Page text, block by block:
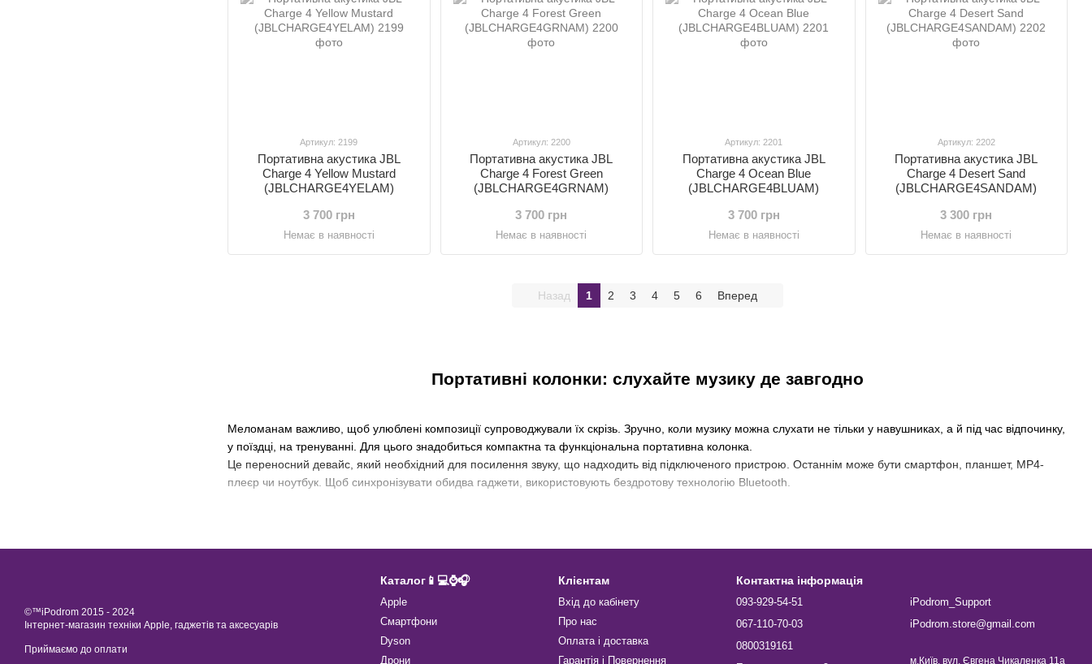
Портативні колонки: слухайте музику де завгодно
Меломанам важливо, щоб улюблені композиції супроводжували їх скрізь. Зручно, коли музику можна слухати не тільки у навушниках, а й під час відпочинку,
у поїздці, на тренуванні. Для цього знадобиться компактна та функціональна портативна колонка.
Це переносний девайс, який необхідний для посилення звуку, що надходить від підключеного пристрою. Останнім може бути смартфон, планшет, MP4-
плеєр чи ноутбук. Щоб синхронізувати обидва гаджети, використовують бездротову технологію Bluetooth.
Артикул: 2199
Портативна акустика JBL
Charge 4 Yellow Mustard
(JBLCHARGE4YELAM)
3 700 грн
Немає в наявності
Артикул: 2200
Портативна акустика JBL
Charge 4 Forest Green
(JBLCHARGE4GRNAM)
3 700 грн
Немає в наявності
Артикул: 2201
Портативна акустика JBL
Charge 4 Ocean Blue
(JBLCHARGE4BLUAM)
3 700 грн
Немає в наявності
Артикул: 2202
Портативна акустика JBL
Charge 4 Desert Sand
(JBLCHARGE4SANDAM)
3 300 грн
Немає в наявності
Назад 1 2 3 4 5 6 Вперед
©™iPodrom 2015 - 2024
Інтернет-магазин техніки Apple, гаджетів та аксесуарів
Приймаємо до оплати
Каталог📱💻⌚️🎧
Apple
Смартфони
Dyson
Дрони
Клієнтам
Вхід до кабінету
Про нас
Оплата і доставка
Гарантія і Повернення
Контактна інформація
093-929-54-51
067-110-70-03
0800319161
iPodrom_Support
iPodrom.store@gmail.com
м.Київ, вул. Євгена Чикаленка 11а